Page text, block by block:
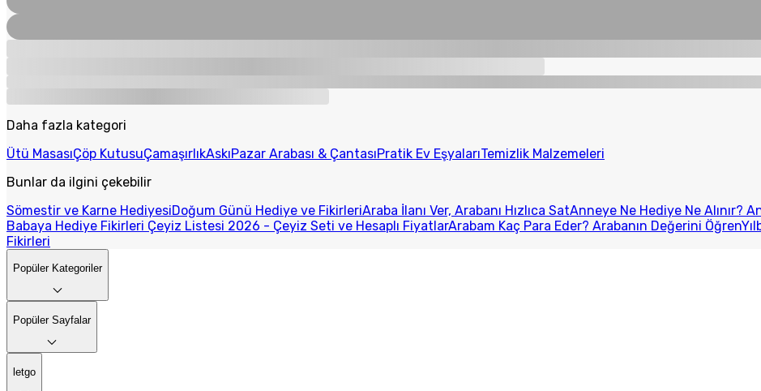
Daha fazla kategori
Ütü MasasıÇöp KutusuÇamaşırlıkAskıPazar Arabası & ÇantasıPratik Ev EşyalarıTemizlik Malzemeleri
Bunlar da ilgini çekebilir
Sömestir ve Karne HediyesiDoğum Günü Hediye ve FikirleriAraba İlanı Ver, Arabanı Hızlıca SatAnneye Ne Hediye Ne Alınır?
Babaya Hediye Fikirleri Çeyiz Listesi 2026 - Çeyiz Seti ve Hesaplı FiyatlarArabam Kaç Para Eder? Arabanın Değerini Öğren
Fikirleri
Popüler Kategoriler
Popüler Sayfalar
letgo